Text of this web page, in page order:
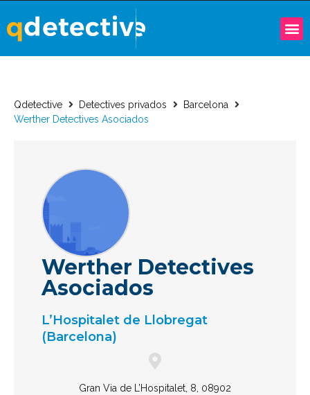
Qdetective Detectives privados
Barcelona
Werther Detectives Asociados
Werther Detectives
Asociados
L’Hospitalet de Llobregat
(Barcelona)
Gran Via de L’Hospitalet, 8, 08902